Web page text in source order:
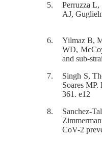
5.
Perruzza
AJ,
6. Yilmaz B,
WD,
and sub-
7.
Singh S,
Soares
361. e12
8.
Sanchez-
CoV-2